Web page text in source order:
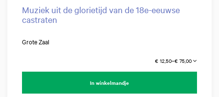
Muziek uit de glorietijd van de 18e-eeuwse
castraten
Grote Zaal
€ 12,50–€ 75,00
In winkelmandje